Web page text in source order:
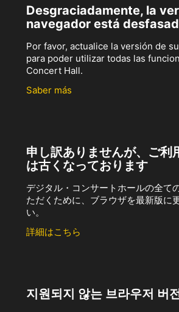
Desgraciadamente, la
navegador está
Por favor, actualice la versión de
para poder utilizar todas las
Concert Hall.
Saber más
申し訳ありませんが、ご利
は古くなっております
デジタル・コンサートホールの全て
ただくために、ブラウザを最新版に
い。
詳細はこちら
지원되지 않는 브라우저 버